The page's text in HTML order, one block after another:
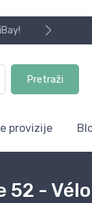
Pretraži
provizije
52 -